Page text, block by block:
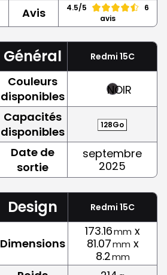
Avis 4.5/5
6
avis
Général Redmi 15C
Couleurs
disponibles
NOIR
Capacités
disponibles
128Go
Date de
sortie
septembre
2025
Design Redmi 15C
Dimensions
173.16mm x
81.07mm x
8.2mm